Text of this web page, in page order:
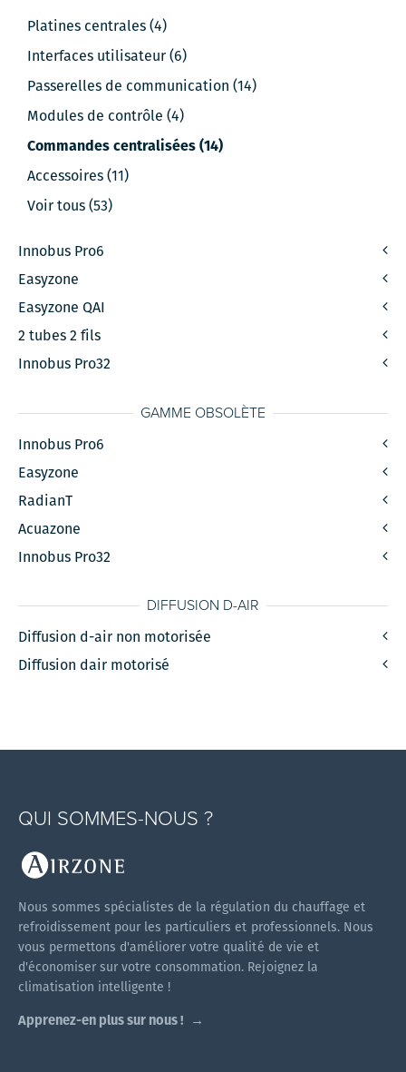
Platines centrales (4)
Interfaces utilisateur (6)
Passerelles de communication (14)
Modules de contrôle (4)
Commandes centralisées (14)
Accessoires (11)
Voir tous (53)
Innobus Pro6
Easyzone
Easyzone QAI
2 tubes 2 fils
Innobus Pro32
GAMME OBSOLÈTE
Innobus Pro6
Easyzone
RadianT
Acuazone
Innobus Pro32
DIFFUSION D-AIR
Diffusion d-air non motorisée
Diffusion dair motorisé
QUI SOMMES-NOUS ?
Nous sommes spécialistes de la régulation du chauffage et
refroidissement pour les particuliers et professionnels. Nous
vous permettons d'améliorer votre qualité de vie et
d'économiser sur votre consommation. Rejoignez la
climatisation intelligente !
Apprenez-en plus sur nous !